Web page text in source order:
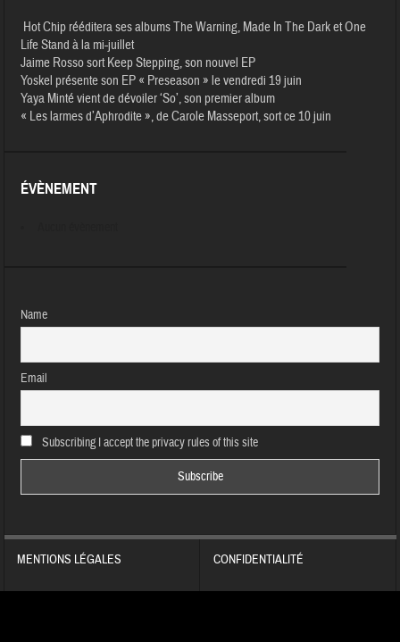
Hot Chip rééditera ses albums The Warning, Made In The Dark et One
Life Stand à la mi-juillet
Jaime Rosso sort Keep Stepping, son nouvel EP
Yoskel présente son EP « Preseason » le vendredi 19 juin
Yaya Minté vient de dévoiler ‘So’, son premier album
« Les larmes d’Aphrodite », de Carole Masseport, sort ce 10 juin
ÉVÈNEMENT
Name
Email
Subscribing I accept the privacy rules of this site
MENTIONS LÉGALES CONFIDENTIALITÉ